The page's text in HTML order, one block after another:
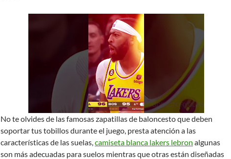
No te olvides de las famosas zapatillas de baloncesto que deben
soportar tus tobillos durante el juego, presta atención a las
características de las suelas, camiseta blanca lakers lebron algunas
son más adecuadas para suelos mientras que otras están diseñadas